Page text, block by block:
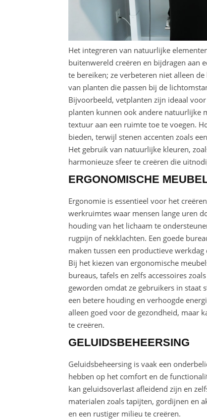
Het integreren van natuurlijke
buitenwereld creëren en bijdragen aan
te bereiken; ze verbeteren niet alleen
van planten die passen bij de
Bijvoorbeeld, vetplanten zijn ideaal
planten kunnen ook andere natuurlijke
textuur aan een ruimte toe te voegen.
bieden, terwijl stenen accenten zoals
Het gebruik van natuurlijke kleuren,
harmonieuze sfeer te creëren die
ERGONOMISCHE
Ergonomie is essentieel voor het
werkruimtes waar mensen lange uren
houding van het lichaam te
rugpijn of nekklachten. Een goede
maken tussen een productieve werkdag
Bij het kiezen van ergonomische
bureaus, tafels en zelfs accessoires
geworden omdat ze gebruikers in staat
een betere houding en verhoogde
alleen goed voor de gezondheid, maar
te creëren.
GELUIDSBEHEERSING
Geluidsbeheersing is vaak een
hebben op het comfort en de
kan geluidsoverlast afleidend zijn en
materialen zoals tapijten, gordijnen en
en een rustiger milieu te creëren.